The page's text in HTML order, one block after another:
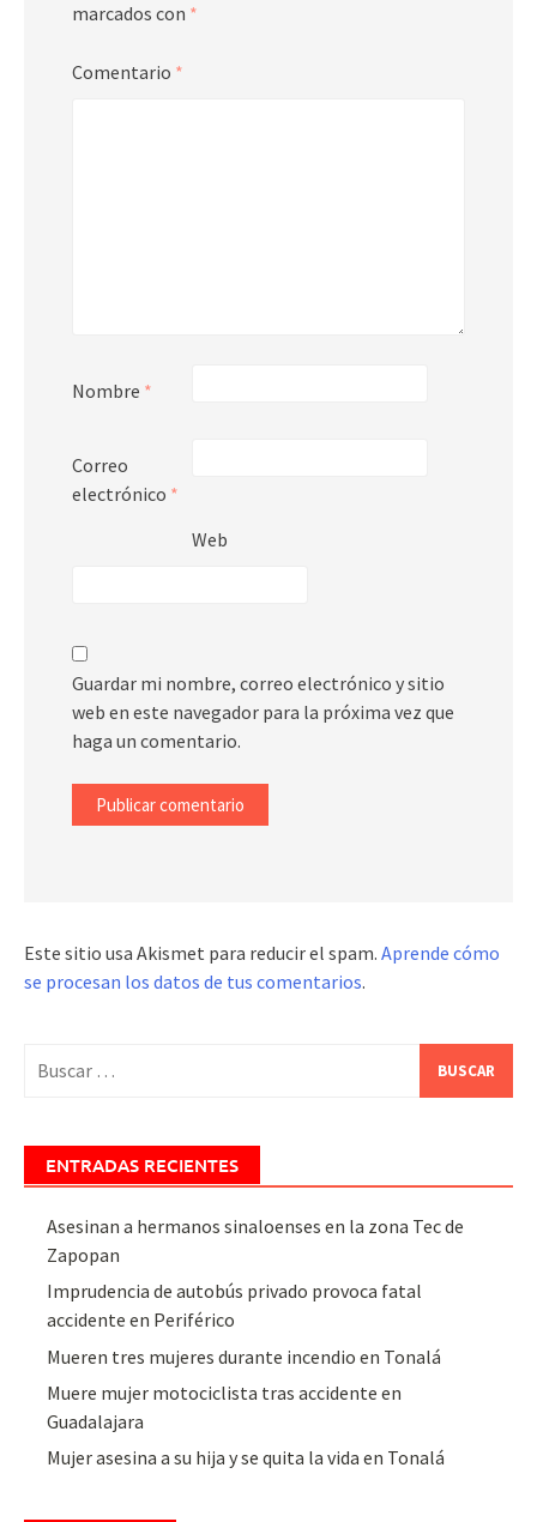
marcados con *
Comentario *
Nombre *
Correo
electrónico *
Web
Guardar mi nombre, correo electrónico y sitio
web en este navegador para la próxima vez que
haga un comentario.
Este sitio usa Akismet para reducir el spam. Aprende cómo
se procesan los datos de tus comentarios.
ENTRADAS RECIENTES
Asesinan a hermanos sinaloenses en la zona Tec de
Zapopan
Imprudencia de autobús privado provoca fatal
accidente en Periférico
Mueren tres mujeres durante incendio en Tonalá
Muere mujer motociclista tras accidente en
Guadalajara
Mujer asesina a su hija y se quita la vida en Tonalá